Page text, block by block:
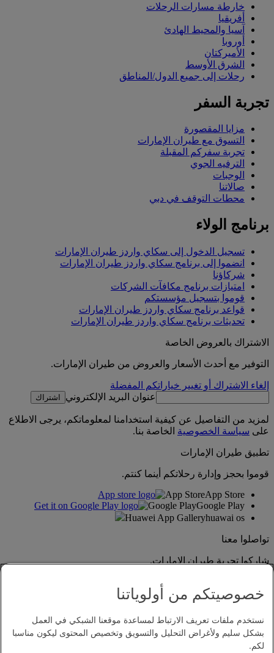
خارطة مسارات الرحلات
أفريقيا
آسيا والمحيط الهادئ
أوروبا
الأميركتان
الشرق الأوسط
رحلات إلى جميع الدول/المناطق
تجربة السفر
مزايا المقصورة
التسوق مع طيران الإمارات
تجربة سفركم المقبلة
الترفيه الجوي
الوجبات
صالاتنا
محطات التوقف في دبي
برنامج الولاء
تسجيل الدخول إلى سكاي واردز طيران الإمارات
انضموا إلى برنامج سكاي واردز طيران الإمارات
شركاؤنا
امتيازات برنامج مكافآت الشركات
قوموا بتسجيل مؤسستكم
قواعد برنامج سكاي واردز طيران الإمارات
تحديثات برنامج سكاي واردز طيران الإمارات
الاشتراك بالعروض الخاصة
التوفير مع أحدث الأسعار والعروض من طيران الإمارات.
إلغاء الاشتراك أو تغيير خياراتكم المفضلة
عنوان البريد الإلكتروني
اشتراك
لمزيد من التفاصيل عن كيفية استخدامنا لمعلوماتكم، يرجى الاطلاع
على سياسة الخصوصية الخاصة بنا.
تطبيق طيران الإمارات
قوموا بحجز وإدارة رحلاتكم أينما كنتم.
App StoreApp Store
Google PlayGoogle Play
Huawei App Galleryhuawai os
تواصلوا معنا
شاركوا تجربة طيران الإمارات.
خصوصيتكم من أولوياتنا
نستخدم ملفات تعريف الارتباط لمساعدة موقعنا الشبكي في العمل
بشكل سليم ولأغراض التحليل والتسويق وتخصيص المحتوى ليكون مناسبا
لكم.